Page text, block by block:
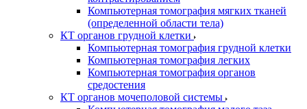
Компьютерная томография мягких тканей
(определенной области тела)
КТ органов грудной клетки
Компьютерная томография грудной клетки
Компьютерная томография легких
Компьютерная томография органов
средостения
КТ органов мочеполовой системы